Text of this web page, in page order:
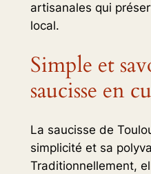
artisanales qui
local.
Simple et
saucisse en
La saucisse de
simplicité et sa
Traditionnellement,